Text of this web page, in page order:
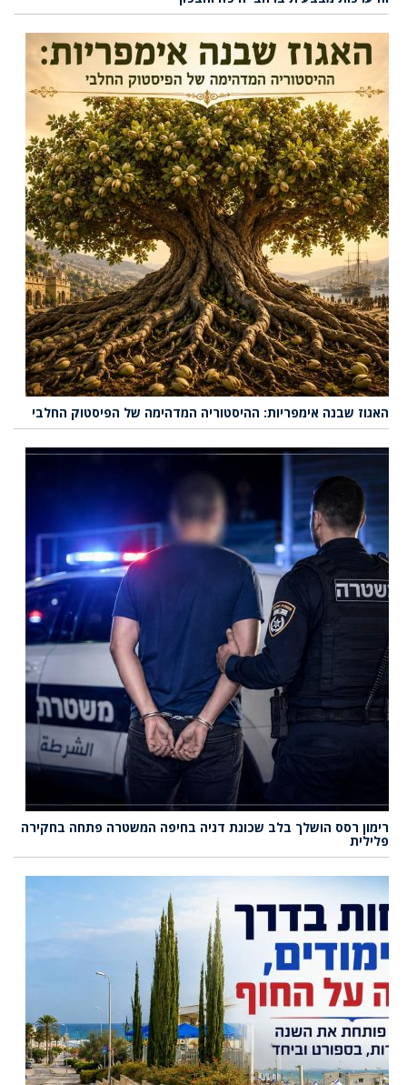
האגוז שבנה אימפריות: ההיסטוריה המדהימה של הפיסטוק החלבי
רימון רסס הושלך בלב שכונת דניה בחיפה המשטרה פתחה בחקירה
פלילית